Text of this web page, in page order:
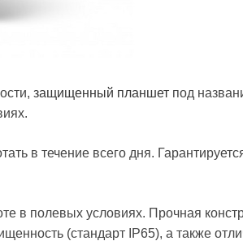
защищенный планшет под
в течение всего дня.
в полевых условиях. Прочная
(стандарт IP65), а также